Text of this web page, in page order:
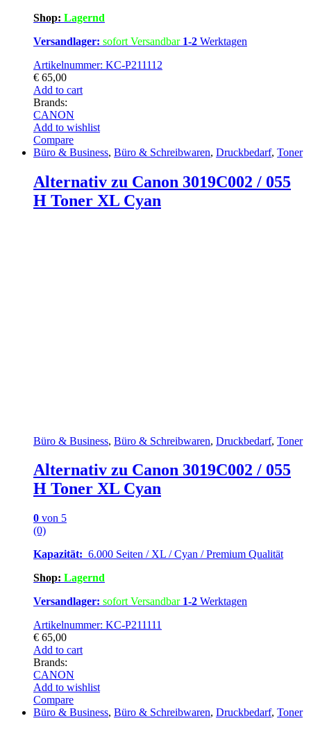
Shop: Lagernd
Versandlager: sofort Versandbar 1-2 Werktagen
Artikelnummer: KC-P211112
€ 65,00
Add to cart
Brands:
CANON
Add to wishlist
Compare
Büro & Business, Büro & Schreibwaren, Druckbedarf, Toner
Alternativ zu Canon 3019C002 / 055
H Toner XL Cyan
Büro & Business, Büro & Schreibwaren, Druckbedarf, Toner
Alternativ zu Canon 3019C002 / 055
H Toner XL Cyan
0 von 5
(0)
Kapazität: 6.000 Seiten / XL / Cyan / Premium Qualität
Shop: Lagernd
Versandlager: sofort Versandbar 1-2 Werktagen
Artikelnummer: KC-P211111
€ 65,00
Add to cart
Brands:
CANON
Add to wishlist
Compare
Büro & Business, Büro & Schreibwaren, Druckbedarf, Toner